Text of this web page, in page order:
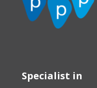
Specialist in